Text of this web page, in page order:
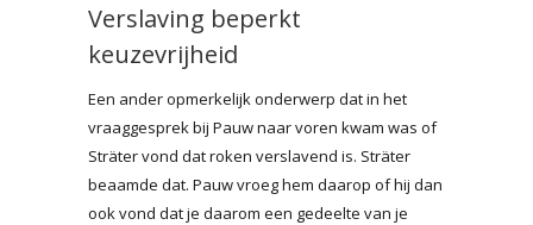
Verslaving beperkt
keuzevrijheid
Een ander opmerkelijk onderwerp dat in het
vraaggesprek bij Pauw naar voren kwam was of
Sträter vond dat roken verslavend is. Sträter
beaamde dat. Pauw vroeg hem daarop of hij dan
ook vond dat je daarom een gedeelte van je